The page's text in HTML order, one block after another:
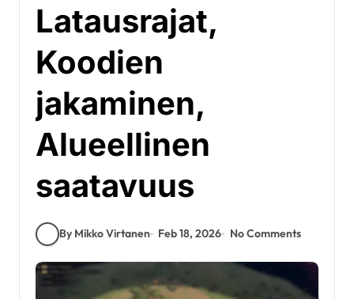
Latausrajat,
Koodien
jakaminen,
Alueellinen
saatavuus
By Mikko Virtanen Feb 18, 2026 No Comments